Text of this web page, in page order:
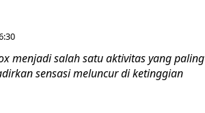
menjadi salah satu aktivitas yang paling
sensasi meluncur di ketinggian